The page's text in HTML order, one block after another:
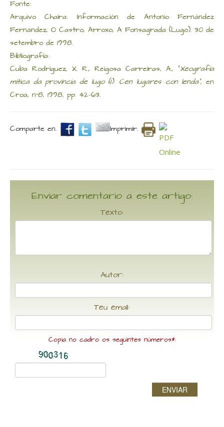
Fonte:
Arquivo Chaira: Información de Antonio Fernández
Fernández, O Castro, Arroxo, A Fonsagrada (Lugo). 30 de
setembro de 1998.
Bibliografía:
Cuba Rodríguez, X. R., Reigosa Carreiras, A., "Xeografía
mítica da provincia de lugo (I): Cen lugares con lenda", en
Croa, nº8, 1998, pp. 42-63.
Comparte en. Imprimir.
Enviar comentario a este artigo:
Texto:
Autor:
Teu email:
Copia no cadro os seguintes números*:
ENVIAR